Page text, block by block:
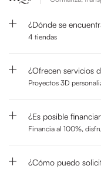
¿Dónde se
4 tiendas
¿Ofrecen servicios
Proyectos 3D
¿Es posible
Financia al 100%,
¿Cómo puedo